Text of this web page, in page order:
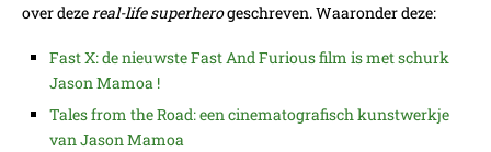
over dezereal-life superherogeschreven. Waaronder deze:
Fast X: de nieuwste Fast And Furious film is met schurk
Jason Mamoa !
Tales from the Road: een cinematografisch kunstwerkje
van Jason Mamoa